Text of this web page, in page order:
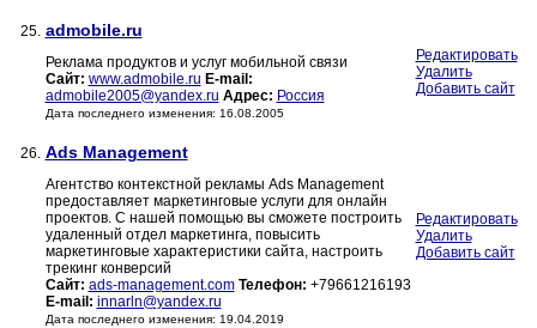
25. admobile.ru
Реклама продуктов и услуг мобильной связи
Сайт: www.admobile.ru E-mail:
admobile2005@yandex.ru Адрес: Россия
Дата последнего изменения: 16.08.2005
Редактировать
Удалить
Добавить сайт
26. Ads Management
Агентство контекстной рекламы Ads Management
предоставляет маркетинговые услуги для онлайн
проектов. С нашей помощью вы сможете построить
удаленный отдел маркетинга, повысить
маркетинговые характеристики сайта, настроить
трекинг конверсий
Сайт: ads-management.com Телефон: +79661216193
E-mail: innarln@yandex.ru
Дата последнего изменения: 19.04.2019
Редактировать
Удалить
Добавить сайт